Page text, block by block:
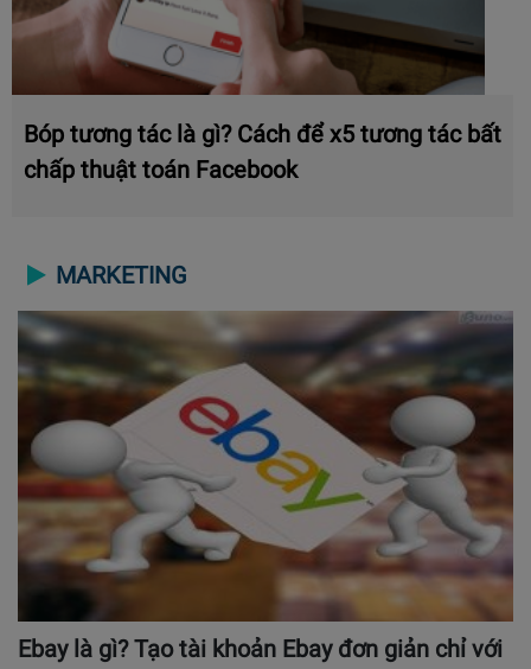
Bóp tương tác là gì? Cách để x5 tương tác bất
chấp thuật toán Facebook
MARKETING
Ebay là gì? Tạo tài khoản Ebay đơn giản chỉ với